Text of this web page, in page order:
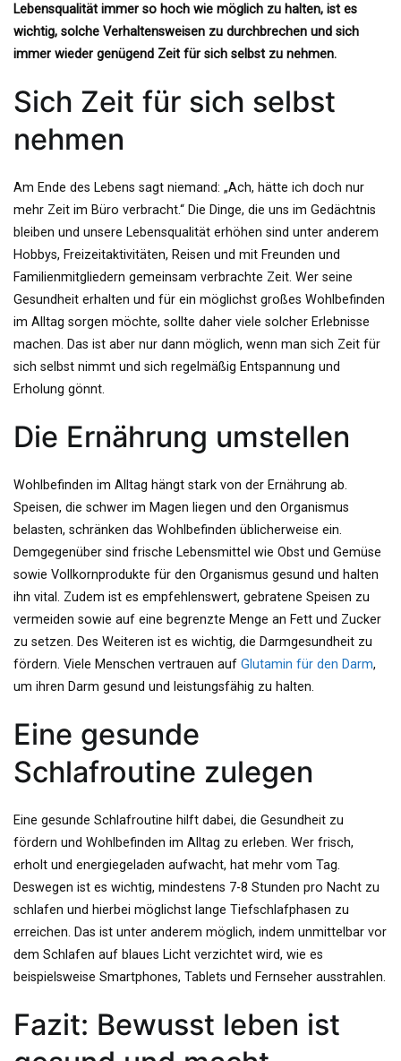
Lebensqualität immer so hoch wie möglich zu halten, ist es
wichtig, solche Verhaltensweisen zu durchbrechen und sich
immer wieder genügend Zeit für sich selbst zu nehmen.
Sich Zeit für sich selbst
nehmen
Am Ende des Lebens sagt niemand: „Ach, hätte ich doch nur
mehr Zeit im Büro verbracht.“ Die Dinge, die uns im Gedächtnis
bleiben und unsere Lebensqualität erhöhen sind unter anderem
Hobbys, Freizeitaktivitäten, Reisen und mit Freunden und
Familienmitgliedern gemeinsam verbrachte Zeit. Wer seine
Gesundheit erhalten und für ein möglichst großes Wohlbefinden
im Alltag sorgen möchte, sollte daher viele solcher Erlebnisse
machen. Das ist aber nur dann möglich, wenn man sich Zeit für
sich selbst nimmt und sich regelmäßig Entspannung und
Erholung gönnt.
Die Ernährung umstellen
Wohlbefinden im Alltag hängt stark von der Ernährung ab.
Speisen, die schwer im Magen liegen und den Organismus
belasten, schränken das Wohlbefinden üblicherweise ein.
Demgegenüber sind frische Lebensmittel wie Obst und Gemüse
sowie Vollkornprodukte für den Organismus gesund und halten
ihn vital. Zudem ist es empfehlenswert, gebratene Speisen zu
vermeiden sowie auf eine begrenzte Menge an Fett und Zucker
zu setzen. Des Weiteren ist es wichtig, die Darmgesundheit zu
fördern. Viele Menschen vertrauen auf Glutamin für den Darm,
um ihren Darm gesund und leistungsfähig zu halten.
Eine gesunde
Schlafroutine zulegen
Eine gesunde Schlafroutine hilft dabei, die Gesundheit zu
fördern und Wohlbefinden im Alltag zu erleben. Wer frisch,
erholt und energiegeladen aufwacht, hat mehr vom Tag.
Deswegen ist es wichtig, mindestens 7-8 Stunden pro Nacht zu
schlafen und hierbei möglichst lange Tiefschlafphasen zu
erreichen. Das ist unter anderem möglich, indem unmittelbar vor
dem Schlafen auf blaues Licht verzichtet wird, wie es
beispielsweise Smartphones, Tablets und Fernseher ausstrahlen.
Fazit: Bewusst leben ist